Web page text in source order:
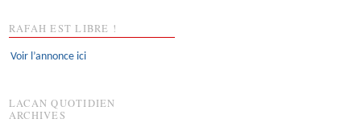
RAFAH EST LIBRE !
Voir l’annonce ici
LACAN QUOTIDIEN
ARCHIVES